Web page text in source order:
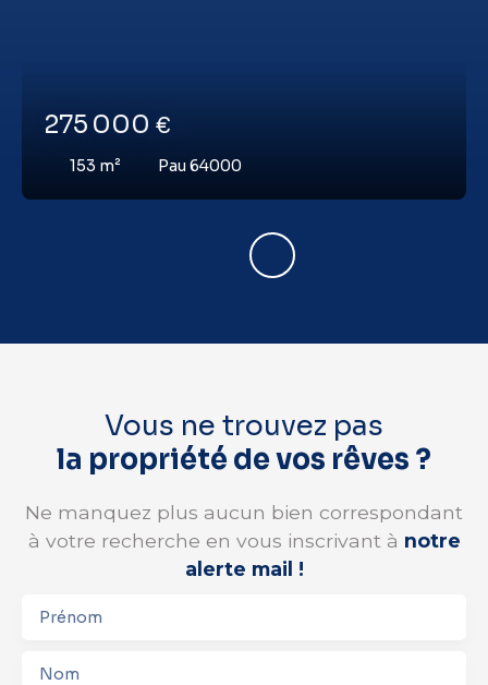
275 000 €
153 m² Pau 64000
Vous ne trouvez pas
la propriété de vos rêves ?
Ne manquez plus aucun bien correspondant
à votre recherche en vous inscrivant à notre
alerte mail !
Prénom
Nom